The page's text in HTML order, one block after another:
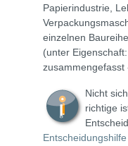
Papierindustrie,
einzelnen
(unter Eigenschaft:
zusammengefasst
Nicht
richtige